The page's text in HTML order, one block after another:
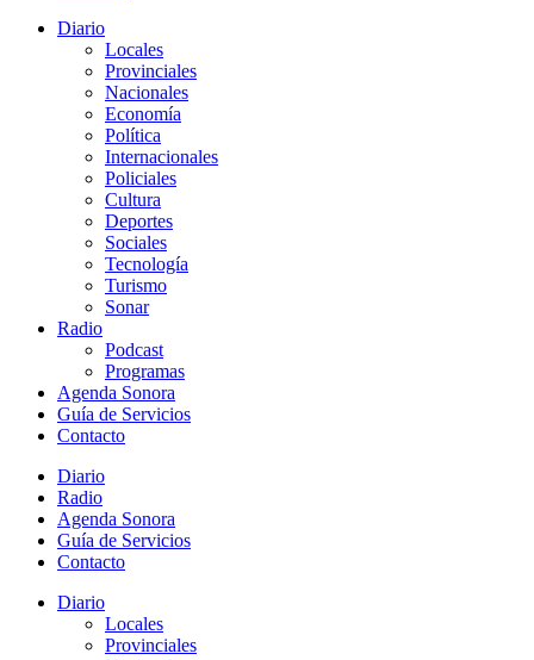
Diario
Locales
Provinciales
Nacionales
Economía
Política
Internacionales
Policiales
Cultura
Deportes
Sociales
Tecnología
Turismo
Sonar
Radio
Podcast
Programas
Agenda Sonora
Guía de Servicios
Contacto
Diario
Radio
Agenda Sonora
Guía de Servicios
Contacto
Diario
Locales
Provinciales